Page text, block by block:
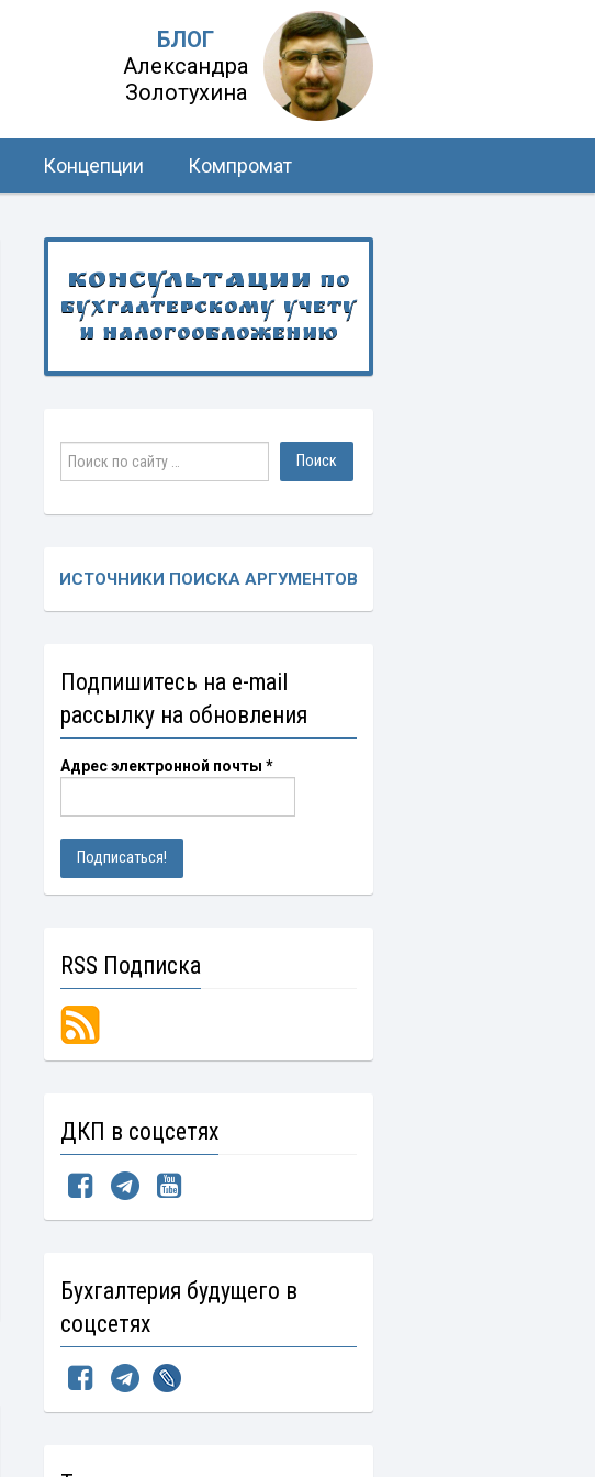
БЛОГ
Александра
Золотухина
Концепции Компромат
Консультации по
бухгалтерскому учету
и налогообложению
ИСТОЧНИКИ ПОИСКА АРГУМЕНТОВ
Подпишитесь на e-mail
рассылку на обновления
Адрес электронной почты *
RSS Подписка
ДКП в соцсетях
Бухгалтерия будущего в
соцсетях